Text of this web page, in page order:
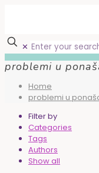
✕
problemi u
Home
problemi u
Filter by
Categories
Tags
Authors
Show all